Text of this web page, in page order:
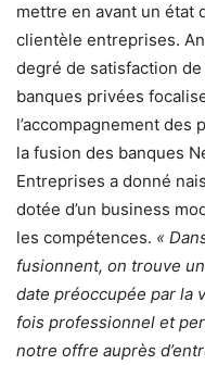
mettre en avant un état
clientèle entreprises.
degré de satisfaction
banques privées
l’accompagnement des
la fusion des banques
Entreprises a donné
dotée d’un business
les compétences. «
fusionnent, on trouve
date préoccupée par la
fois professionnel et
notre offre auprès